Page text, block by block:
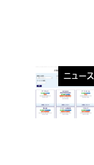
ニュース